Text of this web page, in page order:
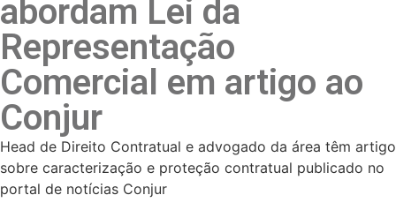
abordam Lei da
Representação
Comercial em artigo ao
Conjur
Head de Direito Contratual e advogado da área têm artigo
sobre caracterização e proteção contratual publicado no
portal de notícias Conjur